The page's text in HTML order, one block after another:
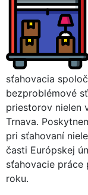
sťahovacia
bezproblémové
priestorov nielen
Trnava.
pri sťahovaní
časti Európskej
sťahovacie
roku.